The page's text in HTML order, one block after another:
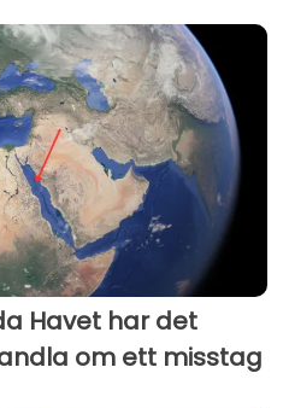
Havet har det
om ett misstag